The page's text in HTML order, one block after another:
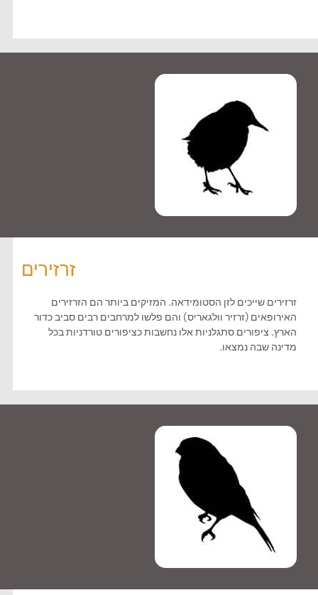
זרזירים
זרזירים שייכים לזן הסטומידאה. המזיקים ביותר הם הזרזירים
האירופאים (זרזיר וולגאריס) והם פלשו למרחבים רבים סביב כדור
הארץ. ציפורים סתגלניות אלו נחשבות כציפורים טורדניות בכל
מדינה שבה נמצאו.